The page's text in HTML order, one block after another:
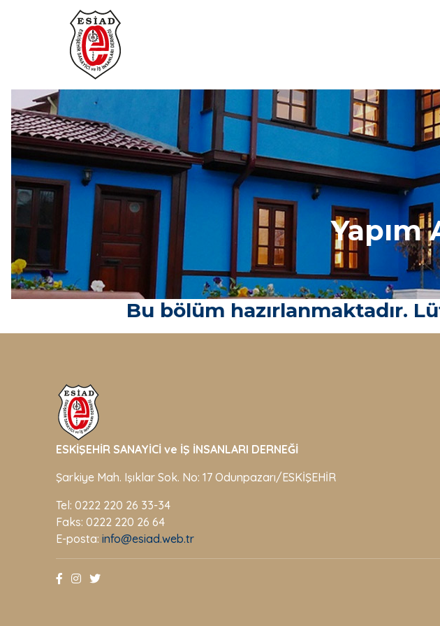
Yapım
Bu bölüm hazırlanmaktadır.
ESKİŞEHİR SANAYİCİ ve İŞ İNSANLARI DERNEĞİ
Şarkiye Mah. Işıklar Sok. No: 17 Odunpazarı/ESKİŞEHİR
Tel: 0222 220 26 33-34
Faks: 0222 220 26 64
E-posta: info@esiad.web.tr